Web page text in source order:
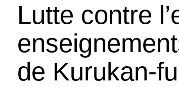
Lutte contre
de Kurukan-